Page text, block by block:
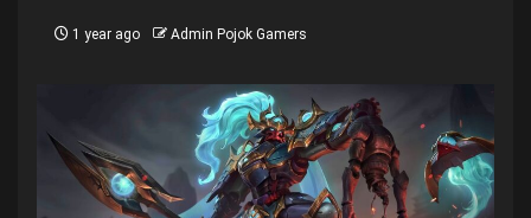
1 year ago Admin Pojok Gamers